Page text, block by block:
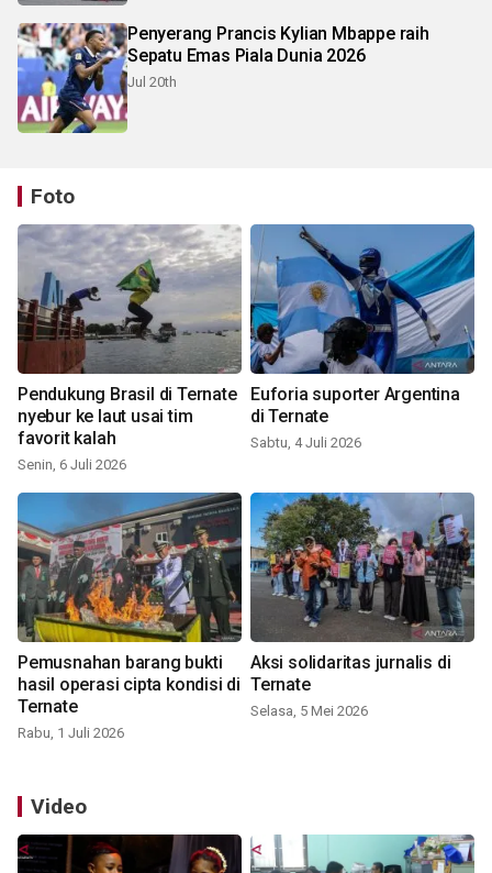
Penyerang Prancis Kylian Mbappe raih
Sepatu Emas Piala Dunia 2026
Jul 20th
Foto
Pendukung Brasil di Ternate
nyebur ke laut usai tim
favorit kalah
Senin, 6 Juli 2026
Euforia suporter Argentina
di Ternate
Sabtu, 4 Juli 2026
Pemusnahan barang bukti
hasil operasi cipta kondisi di
Ternate
Rabu, 1 Juli 2026
Aksi solidaritas jurnalis di
Ternate
Selasa, 5 Mei 2026
Video